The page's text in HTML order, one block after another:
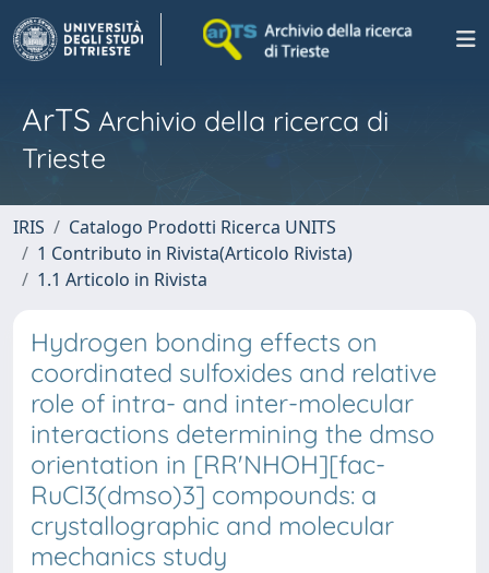
ArTS Archivio della ricerca di
Trieste
IRIS
Catalogo Prodotti Ricerca UNITS
1 Contributo in Rivista(Articolo Rivista)
1.1 Articolo in Rivista
Hydrogen bonding effects on
coordinated sulfoxides and relative
role of intra- and inter-molecular
interactions determining the dmso
orientation in [RR'NHOH][fac-
RuCl3(dmso)3] compounds: a
crystallographic and molecular
mechanics study